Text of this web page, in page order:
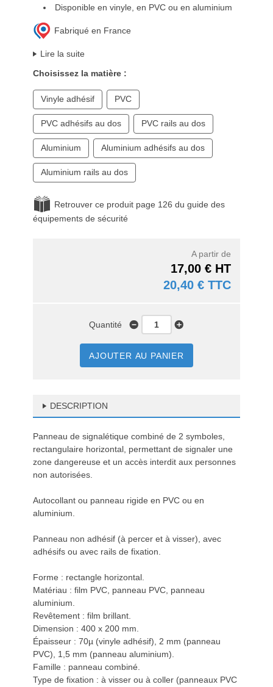
Disponible en vinyle, en PVC ou en aluminium
Fabriqué en France
Lire la suite
Choisissez la matière :
Vinyle adhésif PVC
PVC adhésifs au dos PVC rails au dos
Aluminium Aluminium adhésifs au dos
Aluminium rails au dos
Retrouver ce produit page 126 du guide des
équipements de sécurité
A partir de
17,00 € HT
20,40 € TTC
Quantité
AJOUTER AU PANIER
DESCRIPTION
Panneau de signalétique combiné de 2 symboles,
rectangulaire horizontal, permettant de signaler une
zone dangereuse et un accès interdit aux personnes
non autorisées.
Autocollant ou panneau rigide en PVC ou en
aluminium.
Panneau non adhésif (à percer et à visser), avec
adhésifs ou avec rails de fixation.
Forme : rectangle horizontal.
Matériau : film PVC, panneau PVC, panneau
aluminium.
Revêtement : film brillant.
Dimension : 400 x 200 mm.
Épaisseur : 70µ (vinyle adhésif), 2 mm (panneau
PVC), 1,5 mm (panneau aluminium).
Famille : panneau combiné.
Type de fixation : à visser ou à coller (panneaux PVC